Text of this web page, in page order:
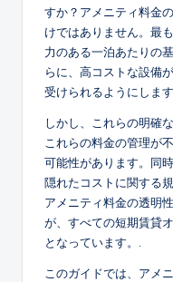
すか？アメニティ料金
けではありません。最
力のある一泊あたりの
らに、高コストな設備
受けられるようにします
しかし、これらの明確
これらの料金の管理が
可能性があります。同
隠れたコストに関する
アメニティ料金の透明
が、すべての短期賃貸
となっています。.
このガイドでは、アメ